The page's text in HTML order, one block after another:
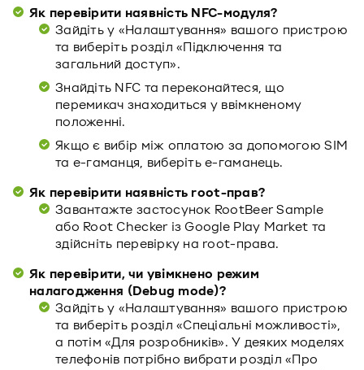
Як перевірити наявність NFC-модуля?
Зайдіть у «Налаштування» вашого пристрою
та виберіть розділ «Підключення та
загальний доступ».
Знайдіть NFC та переконайтеся, що
перемикач знаходиться у ввімкненому
положенні.
Якщо є вибір між оплатою за допомогою SIM
та e-гаманця, виберіть e-гаманець.
Як перевірити наявність root-прав?
Завантажте застосунок RootBeer Sample
або Root Checker із Google Play Market та
здійсніть перевірку на root-права.
Як перевірити, чи увімкнено режим
налагодження (Debug mode)?
Зайдіть у «Налаштування» вашого пристрою
та виберіть розділ «Спеціальні можливості»,
а потім «Для розробників». У деяких моделях
телефонів потрібно вибрати розділ «Про